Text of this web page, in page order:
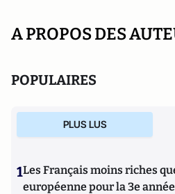
A PROPOS DES
POPULAIRES
PLUS LUS
1Les Français moins riches
européenne pour la 3e